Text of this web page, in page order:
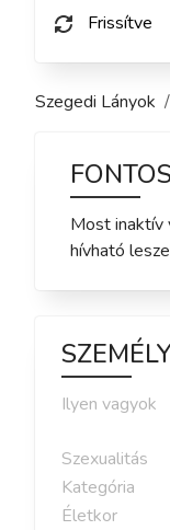
Frissítve
Szegedi Lányok
Most inaktív
hívható
Ilyen vagyok
Szexualitás
Kategória
Életkor